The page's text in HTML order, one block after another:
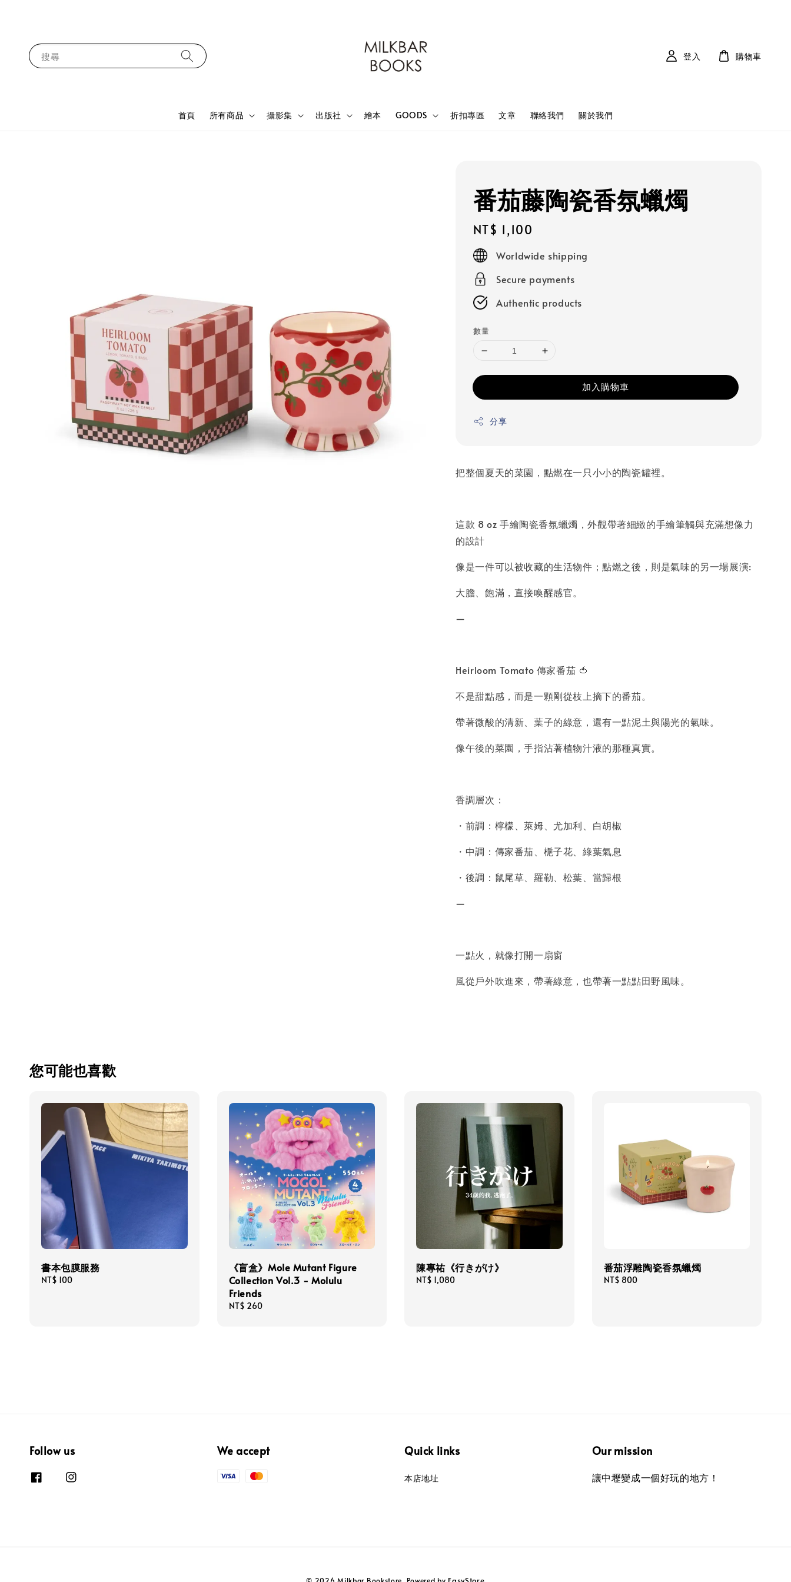
搜尋
首頁 所有商品 攝影集 出版社 繪本 GOODS 折扣專區 文章 聯絡我們 關於我們
登入 購物車
番茄藤陶瓷香氛蠟燭
Regular
price
NT$ 1,100
Worldwide shipping
Secure payments
Authentic products
數量
加入購物車
分享
把整個夏天的菜園，點燃在一只小小的陶瓷罐裡。
這款 8 oz 手繪陶瓷香氛蠟燭，外觀帶著細緻的手繪筆觸與充滿想像力
的設計
像是一件可以被收藏的生活物件；點燃之後，則是氣味的另一場展演:
大膽、飽滿，直接喚醒感官。
—
Heirloom Tomato 傳家番茄 🍅
不是甜點感，而是一顆剛從枝上摘下的番茄。
帶著微酸的清新、葉子的綠意，還有一點泥土與陽光的氣味。
像午後的菜園，手指沾著植物汁液的那種真實。
香調層次：
・前調：檸檬、萊姆、尤加利、白胡椒
・中調：傳家番茄、梔子花、綠葉氣息
・後調：鼠尾草、羅勒、松葉、當歸根
—
一點火，就像打開一扇窗
風從戶外吹進來，帶著綠意，也帶著一點點田野風味。
您可能也喜歡
書本包膜服務
Regular
NT$ 100
《盲盒》Mole Mutant Figure
Collection Vol.3 - Molulu
Friends
Regular
NT$ 260
陳專祐《行きがけ》
Regular
NT$ 1,080
番茄浮雕陶瓷香氛蠟燭
Regular
NT$ 800
Follow us We accept Quick links
本店地址
Our mission
讓中壢變成一個好玩的地方！